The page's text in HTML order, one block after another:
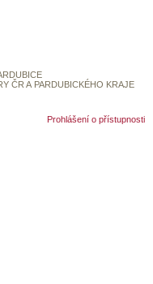
ČR A PARDUBICKÉHO KRAJE
Prohlášení o přístupnosti